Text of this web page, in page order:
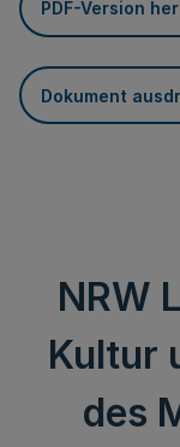
PDF-Version
Dokument
NRW
Kultur
des